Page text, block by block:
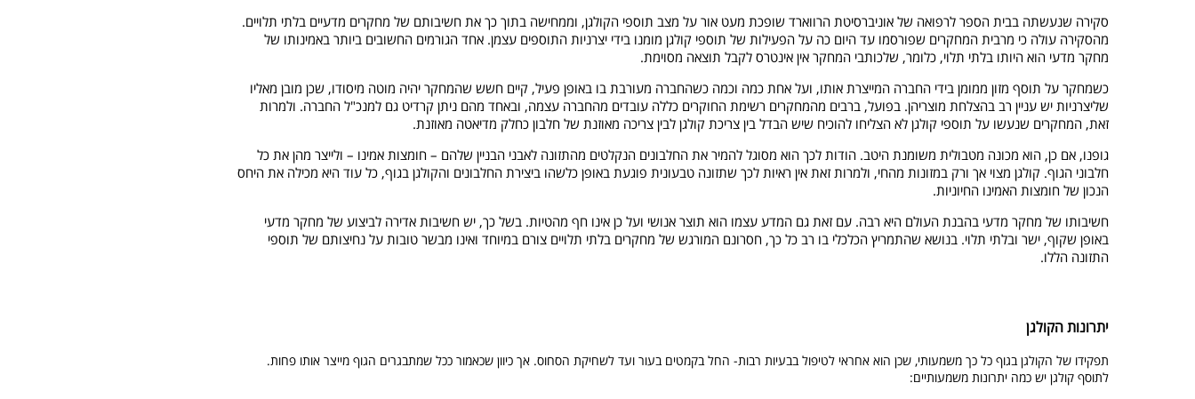
סקירה שנעשתה בבית הספר לרפואה של אוניברסיטת הרווארד שופכת מעט אור על מצב תוספי הקולגן, וממחישה בתוך כך את חשיבותם של מחקרים מדעיים בלתי תלויים.
מהסקירה עולה כי מרבית המחקרים שפורסמו עד היום כה על הפעילות של תוספי קולגן מומנו בידי יצרניות התוספים עצמן. אחד הגורמים החשובים ביותר באמינותו של
מחקר מדעי הוא היותו בלתי תלוי, כלומר, שלכותבי המחקר אין אינטרס לקבל תוצאה מסוימת.
כשמחקר על תוסף מזון ממומן בידי החברה המייצרת אותו, ועל אחת כמה וכמה כשהחברה מעורבת בו באופן פעיל, קיים חשש שהמחקר יהיה מוטה מיסודו, שכן מובן מאליו
שליצרניות יש עניין רב בהצלחת מוצריהן. בפועל, ברבים מהמחקרים רשימת החוקרים כללה עובדים מהחברה עצמה, ובאחד מהם ניתן קרדיט גם למנכ"ל החברה. ולמרות
זאת, המחקרים שנעשו על תוספי קולגן לא הצליחו להוכיח שיש הבדל בין צריכת קולגן לבין צריכה מאוזנת של חלבון כחלק מדיאטה מאוזנת.
גופנו, אם כן, הוא מכונה מטבולית משומנת היטב. הודות לכך הוא מסוגל להמיר את החלבונים הנקלטים מהתזונה לאבני הבניין שלהם – חומצות אמינו – ולייצר מהן את כל
חלבוני הגוף. קולגן מצוי אך ורק במזונות מהחי, ולמרות זאת אין ראיות לכך שתזונה טבעונית פוגעת באופן כלשהו ביצירת החלבונים והקולגן בגוף, כל עוד היא מכילה את היחס
הנכון של חומצות האמינו החיוניות.
חשיבותו של מחקר מדעי בהבנת העולם היא רבה. עם זאת גם המדע עצמו הוא תוצר אנושי ועל כן אינו חף מהטיות. בשל כך, יש חשיבות אדירה לביצוע של מחקר מדעי
באופן שקוף, ישר ובלתי תלוי. בנושא שהתמריץ הכלכלי בו רב כל כך, חסרונם המורגש של מחקרים בלתי תלויים צורם במיוחד ואינו מבשר טובות על נחיצותם של תוספי
התזונה הללו.
יתרונות הקולגן
תפקידו של הקולגן בגוף כל כך משמעותי, שכן הוא אחראי לטיפול בבעיות רבות- החל בקמטים בעור ועד לשחיקת הסחוס. אך כיוון שכאמור ככל שמתבגרים הגוף מייצר אותו פחות.
לתוסף קולגן יש כמה יתרונות משמעותיים: